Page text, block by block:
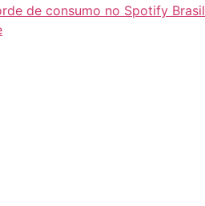
de consumo no Spotify Brasil